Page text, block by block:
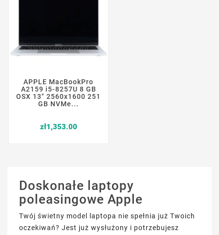
APPLE MacBookPro
A2159 i5-8257U 8 GB
OSX 13" 2560x1600 251
GB NVMe...
zł1,353.00Price
Doskonałe laptopy
poleasingowe Apple
Twój świetny model laptopa nie spełnia już Twoich
oczekiwań? Jest już wysłużony i potrzebujesz